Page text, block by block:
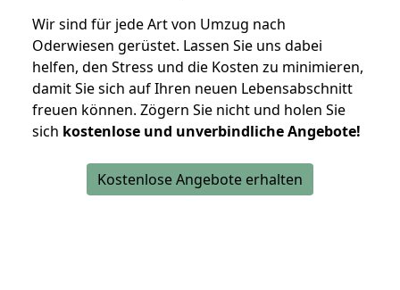
Wir sind für jede Art von Umzug nach
Oderwiesen gerüstet. Lassen Sie uns dabei
helfen, den Stress und die Kosten zu minimieren,
damit Sie sich auf Ihren neuen Lebensabschnitt
freuen können. Zögern Sie nicht und holen Sie
sich kostenlose und unverbindliche Angebote!
Kostenlose Angebote erhalten